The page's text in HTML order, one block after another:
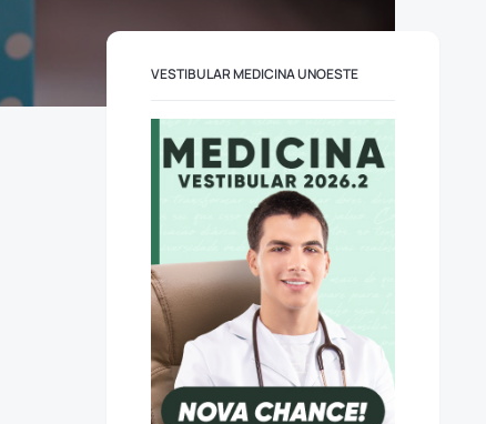
VESTIBULAR MEDICINA UNOESTE